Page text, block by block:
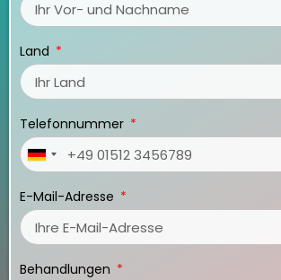
Land
Telefonnummer
Germany
E-Mail-Adresse
Behandlungen